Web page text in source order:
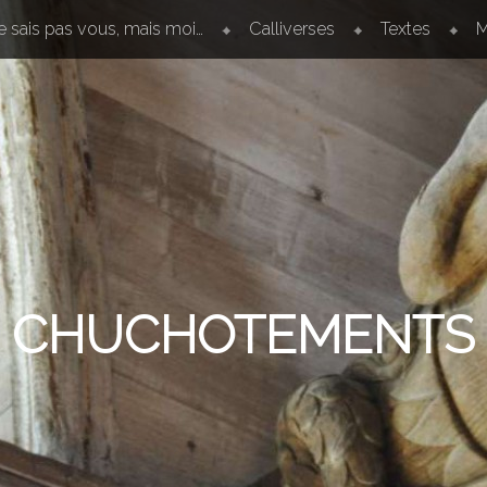
sais pas vous, mais moi… Calliverses Textes
CHUCHOTEMENTS